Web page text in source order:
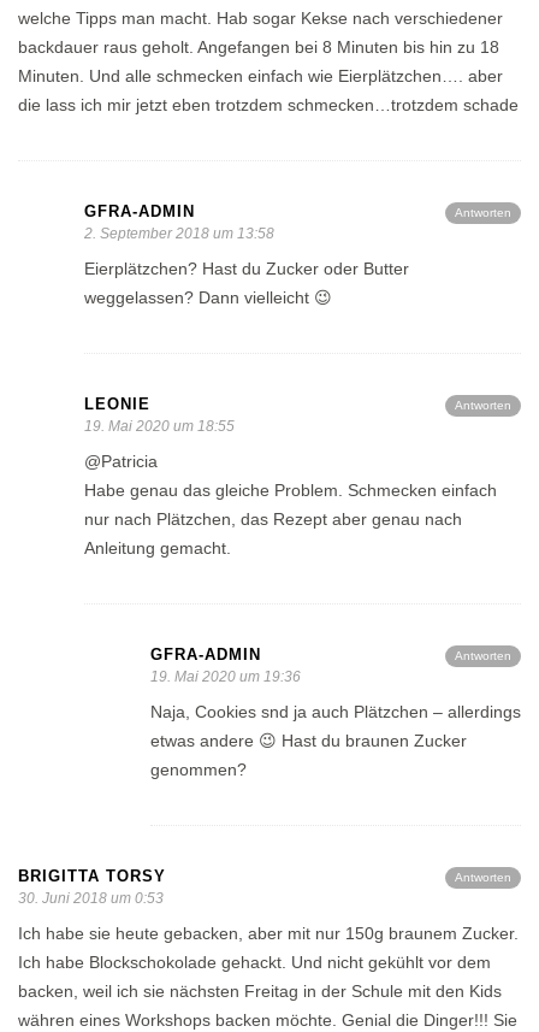
welche Tipps man macht. Hab sogar Kekse nach verschiedener
backdauer raus geholt. Angefangen bei 8 Minuten bis hin zu 18
Minuten. Und alle schmecken einfach wie Eierplätzchen…. aber
die lass ich mir jetzt eben trotzdem schmecken…trotzdem schade
Antworten
GFRA-ADMIN
2. September 2018 um 13:58
Eierplätzchen? Hast du Zucker oder Butter
weggelassen? Dann vielleicht 😉
Antworten
LEONIE
19. Mai 2020 um 18:55
@Patricia
Habe genau das gleiche Problem. Schmecken einfach
nur nach Plätzchen, das Rezept aber genau nach
Anleitung gemacht.
Antworten
GFRA-ADMIN
19. Mai 2020 um 19:36
Naja, Cookies snd ja auch Plätzchen – allerdings
etwas andere 😉 Hast du braunen Zucker
genommen?
Antworten
BRIGITTA TORSY
30. Juni 2018 um 0:53
Ich habe sie heute gebacken, aber mit nur 150g braunem Zucker.
Ich habe Blockschokolade gehackt. Und nicht gekühlt vor dem
backen, weil ich sie nächsten Freitag in der Schule mit den Kids
währen eines Workshops backen möchte. Genial die Dinger!!! Sie